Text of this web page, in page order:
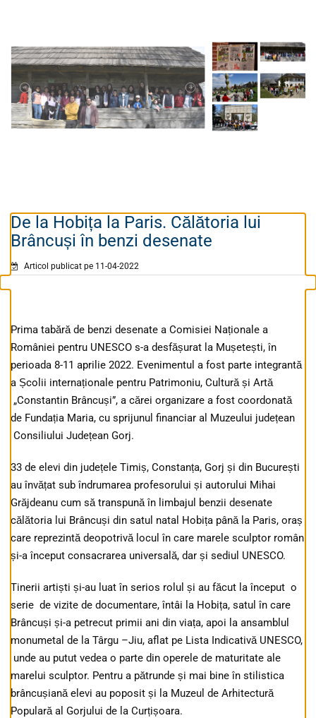
De la Hobița la Paris. Călătoria lui
Brâncuși în benzi desenate
Articol publicat pe 11-04-2022
Prima tabără de benzi desenate a Comisiei Naționale a
României pentru UNESCO s-a desfășurat la Mușetești, în
perioada 8-11 aprilie 2022. Evenimentul a fost parte integrantă
a Școlii internaționale pentru Patrimoniu, Cultură și Artă
„Constantin Brâncuși”, a cărei organizare a fost coordonată
de Fundația Maria, cu sprijunul financiar al Muzeului județean
Consiliului Județean Gorj.
33 de elevi din județele Timiș, Constanța, Gorj și din București
au învățat sub îndrumarea profesorului și autorului Mihai
Grăjdeanu cum să transpună în limbajul benzii desenate
călătoria lui Brâncuși din satul natal Hobița până la Paris, oraș
care reprezintă deopotrivă locul în care marele sculptor român
și-a început consacrarea universală, dar și sediul UNESCO.
Tinerii artiști și-au luat în serios rolul și au făcut la început o
serie de vizite de documentare, întâi la Hobița, satul în care
Brâncuși și-a petrecut primii ani din viața, apoi la ansamblul
monumetal de la Târgu –Jiu, aflat pe Lista Indicativă UNESCO,
unde au putut vedea o parte din operele de maturitate ale
marelui sculptor. Pentru a pătrunde și mai bine în stilistica
brâncușiană elevi au poposit și la Muzeul de Arhitectură
Populară al Gorjului de la Curțișoara.